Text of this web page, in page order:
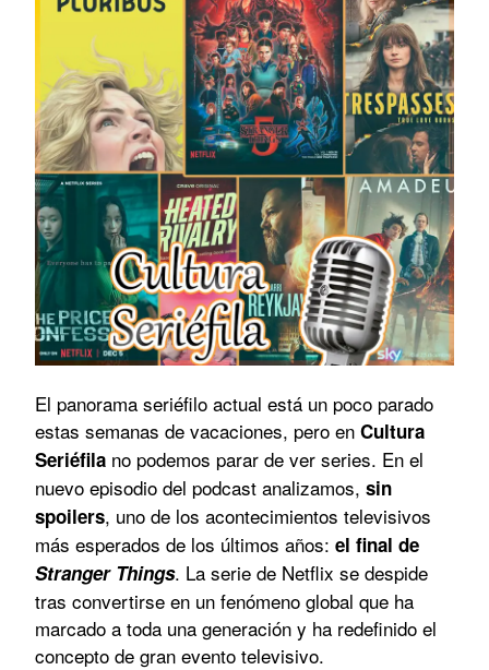
El panorama seriéfilo actual está un poco parado
estas semanas de vacaciones, pero en Cultura
Seriéfila no podemos parar de ver series. En el
nuevo episodio del podcast analizamos, sin
spoilers, uno de los acontecimientos televisivos
más esperados de los últimos años: el final de
Stranger Things. La serie de Netflix se despide
tras convertirse en un fenómeno global que ha
marcado a toda una generación y ha redefinido el
concepto de gran evento televisivo.